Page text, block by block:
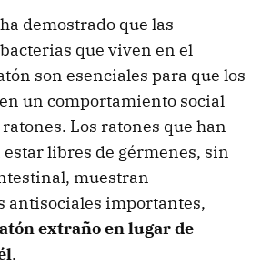
demostrado que las
que viven en el
son esenciales para que los
un comportamiento social
Los ratones que han
libres de gérmenes, sin
muestran
antisociales importantes,
extraño en lugar de
.